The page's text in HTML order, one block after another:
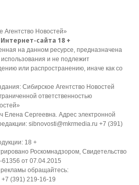
Новостей»
сайта 18 +
на данном ресурсе, предназначена
и не подлежит
или распространению, иначе как со
Сибирское Агентство Новостей
ответственностью
Елена Сергеевна. Адрес электронной
sibnovosti@mkrmedia.ru +7 (391)
18 +
Роскомнадзором, Свидетельство
от 07.04.2015
обращайтесь:
(391) 219-16-19